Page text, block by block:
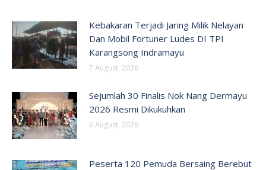
Kebakaran Terjadi Jaring Milik Nelayan
Dan Mobil Fortuner Ludes DI TPI
Karangsong Indramayu
7 August, 2026
Sejumlah 30 Finalis Nok Nang Dermayu
2026 Resmi Dikukuhkan
6 August, 2026
Peserta 120 Pemuda Bersaing Berebut